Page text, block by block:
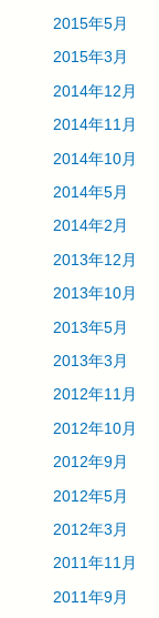
2015年5月
2015年3月
2014年12月
2014年11月
2014年10月
2014年5月
2014年2月
2013年12月
2013年10月
2013年5月
2013年3月
2012年11月
2012年10月
2012年9月
2012年5月
2012年3月
2011年11月
2011年9月